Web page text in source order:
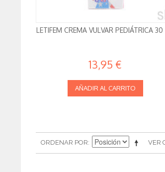
LETIFEM CREMA VULVAR PEDIÁTRICA 30
13,95 €
AÑADIR AL CARRITO
VER
ORDENAR POR